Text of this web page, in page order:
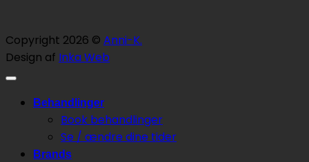
Copyright 2026 © Anni-K.
Design af Inka Web
Behandlinger
Book behandlinger
Se / ændre dine tider
Brands